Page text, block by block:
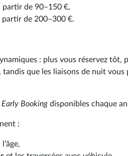
partir de 90–150 €,
partir de 200–300 €.
: plus vous réservez tôt,
que les liaisons de nuit
Early Booking disponibles chaque
: